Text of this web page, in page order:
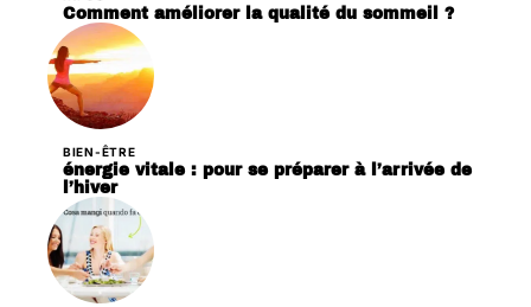
Comment améliorer la qualité du sommeil ?
BIEN-ÊTRE
énergie vitale : pour se préparer à l’arrivée de
l’hiver